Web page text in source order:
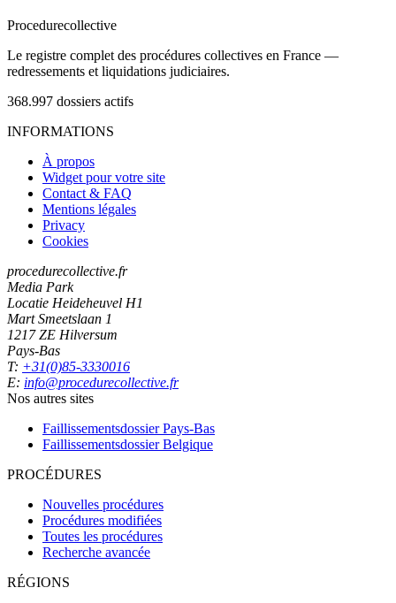
Procedurecollective
Le registre complet des procédures collectives en France —
redressements et liquidations judiciaires.
368.997 dossiers actifs
INFORMATIONS
À propos
Widget pour votre site
Contact & FAQ
Mentions légales
Privacy
Cookies
procedurecollective.fr
Media Park
Locatie Heideheuvel H1
Mart Smeetslaan 1
1217 ZE Hilversum
Pays-Bas
T: +31(0)85-3330016
E: info@procedurecollective.fr
Nos autres sites
Faillissementsdossier Pays-Bas
Faillissementsdossier Belgique
PROCÉDURES
Nouvelles procédures
Procédures modifiées
Toutes les procédures
Recherche avancée
RÉGIONS